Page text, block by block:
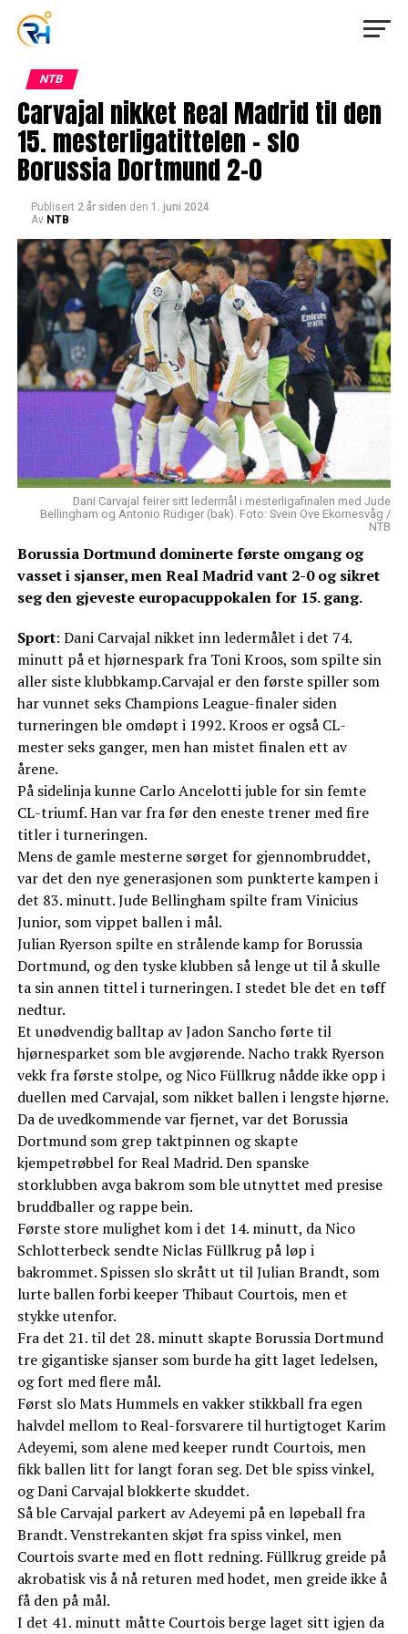
NTB
Carvajal nikket Real Madrid til den
15. mesterligatittelen – slo
Borussia Dortmund 2-0
Publisert 2 år siden den 1. juni 2024
Av NTB
Dani Carvajal feirer sitt ledermål i mesterligafinalen med Jude
Bellingham og Antonio Rüdiger (bak). Foto: Svein Ove Ekornesvåg /
NTB
Borussia Dortmund dominerte første omgang og
vasset i sjanser, men Real Madrid vant 2-0 og sikret
seg den gjeveste europacuppokalen for 15. gang.
Sport: Dani Carvajal nikket inn ledermålet i det 74.
minutt på et hjørnespark fra Toni Kroos, som spilte sin
aller siste klubbkamp.Carvajal er den første spiller som
har vunnet seks Champions League-finaler siden
turneringen ble omdøpt i 1992. Kroos er også CL-
mester seks ganger, men han mistet finalen ett av
årene.
På sidelinja kunne Carlo Ancelotti juble for sin femte
CL-triumf. Han var fra før den eneste trener med fire
titler i turneringen.
Mens de gamle mesterne sørget for gjennombruddet,
var det den nye generasjonen som punkterte kampen i
det 83. minutt. Jude Bellingham spilte fram Vinicius
Junior, som vippet ballen i mål.
Julian Ryerson spilte en strålende kamp for Borussia
Dortmund, og den tyske klubben så lenge ut til å skulle
ta sin annen tittel i turneringen. I stedet ble det en tøff
nedtur.
Et unødvendig balltap av Jadon Sancho førte til
hjørnesparket som ble avgjørende. Nacho trakk Ryerson
vekk fra første stolpe, og Nico Füllkrug nådde ikke opp i
duellen med Carvajal, som nikket ballen i lengste hjørne.
Da de uvedkommende var fjernet, var det Borussia
Dortmund som grep taktpinnen og skapte
kjempetrøbbel for Real Madrid. Den spanske
storklubben avga bakrom som ble utnyttet med presise
bruddballer og rappe bein.
Første store mulighet kom i det 14. minutt, da Nico
Schlotterbeck sendte Niclas Füllkrug på løp i
bakrommet. Spissen slo skrått ut til Julian Brandt, som
lurte ballen forbi keeper Thibaut Courtois, men et
stykke utenfor.
Fra det 21. til det 28. minutt skapte Borussia Dortmund
tre gigantiske sjanser som burde ha gitt laget ledelsen,
og fort med flere mål.
Først slo Mats Hummels en vakker stikkball fra egen
halvdel mellom to Real-forsvarere til hurtigtoget Karim
Adeyemi, som alene med keeper rundt Courtois, men
fikk ballen litt for langt foran seg. Det ble spiss vinkel,
og Dani Carvajal blokkerte skuddet.
Så ble Carvajal parkert av Adeyemi på en løpeball fra
Brandt. Venstrekanten skjøt fra spiss vinkel, men
Courtois svarte med en flott redning. Füllkrug greide på
akrobatisk vis å nå returen med hodet, men greide ikke å
få den på mål.
I det 41. minutt måtte Courtois berge laget sitt igjen da